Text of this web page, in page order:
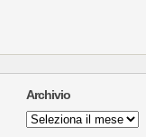
Archivio
Archivio